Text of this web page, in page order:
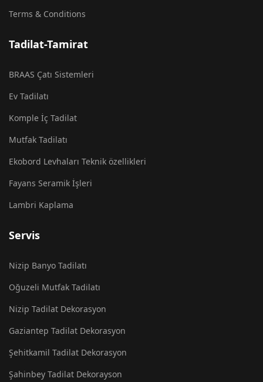
Terms & Conditions
Tadilat-Tamirat
BRAAS Çatı Sistemleri
Ev Tadilatı
Komple İç Tadilat
Mutfak Tadilatı
Ekobord Levhaları Teknik özellikleri
Fayans Seramik İşleri
Lambri Kaplama
Servis
Nizip Banyo Tadilatı
Oğuzeli Mutfak Tadilatı
Nizip Tadilat Dekorasyon
Gaziantep Tadilat Dekorasyon
Şehitkamil Tadilat Dekorasyon
Şahinbey Tadilat Dekorayson